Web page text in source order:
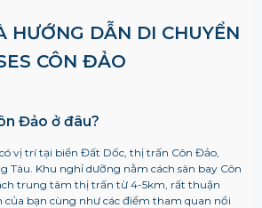
HƯỚNG DẪN DI CHUYỂN
CÔN ĐẢO
Đảo ở đâu?
có vị trí tại biển Đất Dốc, thị trấn Côn Đảo,
Tàu. Khu nghỉ dưỡng nằm cách sân bay Côn
trung tâm thị trấn từ 4-5km, rất thuận
của bạn cùng như các điểm tham quan nổi